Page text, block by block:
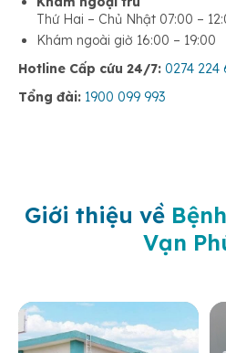
Thứ Hai – Chủ Nhật 07:00 –
Khám ngoài giờ 16:00 – 19:00
Hotline Cấp cứu 24/7: 0274 224
Tổng đài: 1900 099 993
Giới thiệu về
Vạn